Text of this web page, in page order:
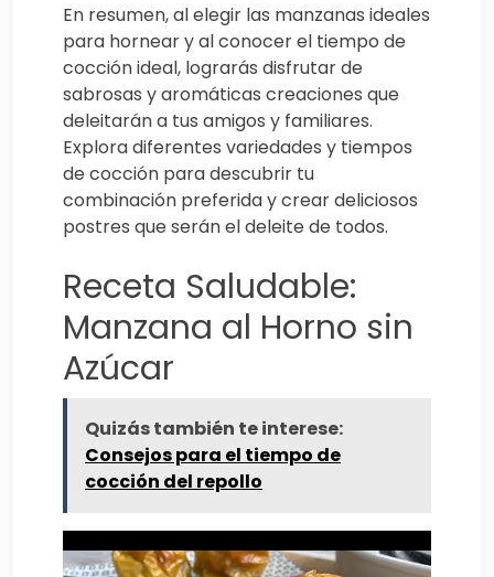
En resumen, al elegir las manzanas ideales
para hornear y al conocer el tiempo de
cocción ideal, lograrás disfrutar de
sabrosas y aromáticas creaciones que
deleitarán a tus amigos y familiares.
Explora diferentes variedades y tiempos
de cocción para descubrir tu
combinación preferida y crear deliciosos
postres que serán el deleite de todos.
Receta Saludable:
Manzana al Horno sin
Azúcar
Quizás también te interese:
Consejos para el tiempo de
cocción del repollo